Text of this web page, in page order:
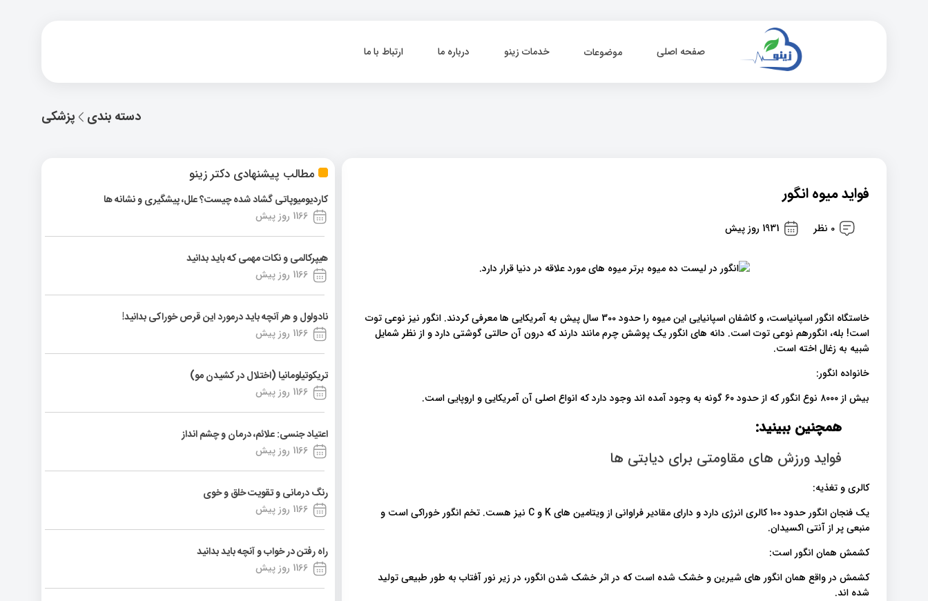
صفحه اصلی موضوعات خدمات زینو درباره ما ارتباط با ما
پزشکی دسته بندی
مطالب پیشنهادی دکتر زینو
کاردیومیوپاتی گشاد شده چیست؟ علل، پیشگیری و نشانه ها
1166 روز پیش
هیپرکالمی و نکات مهمی که باید بدانید
1166 روز پیش
نادولول و هر آنچه باید درمورد این قرص خوراکی بدانید!
1166 روز پیش
تریکوتیلومانیا (اختلال در کشیدن مو)
1166 روز پیش
اعتیاد جنسی: علائم، درمان و چشم انداز
1166 روز پیش
رنگ درمانی و تقویت خلق و خوی
1166 روز پیش
راه رفتن در خواب و آنچه باید بدانید
1166 روز پیش
فواید میوه انگور
0 نظر 1931 روز پیش
خاستگاه انگور اسپانیاست، و کاشفان اسپانیایی این میوه را حدود 300 سال پیش به آمریکایی ها معرفی کردند. انگور نیز نوعی توت
است! بله، انگورهم نوعی توت است. دانه های انگور یک پوشش چرم مانند دارند که درون آن حالتی گوشتی دارد و از نظر شمایل
شبیه به زغال اخته است.
خانواده انگور:
بیش از ۸۰۰۰ نوع انگور که از حدود ۶۰ گونه به وجود آمده اند وجود دارد که انواع اصلی آن آمریکایی و اروپایی است.
همچنین ببینید:
فواید ورزش های مقاومتی برای دیابتی ها
کالری و تغذیه:
یک فنجان انگور حدود 100 کالری انرژی دارد و دارای مقادیر فراوانی از ویتامین های K و C نیز هست. تخم انگور خوراکی است و
منبعی پر از آنتی اکسیدان.
کشمش همان انگور است:
کشمش در واقع همان انگور های شیرین و خشک شده است که در اثر خشک شدن انگور، در زیر نور آفتاب به طور طبیعی تولید
شده اند.